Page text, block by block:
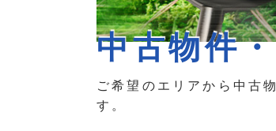
中古物件
ご希望のエリアから中古
す。